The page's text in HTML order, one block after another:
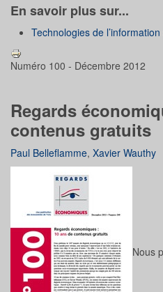
En savoir plus sur...
Technologies de
Numéro 100 - Décembre 2012
Regards
contenus gratuits
Paul Belleflamme, Xavier Wauthy
Nous